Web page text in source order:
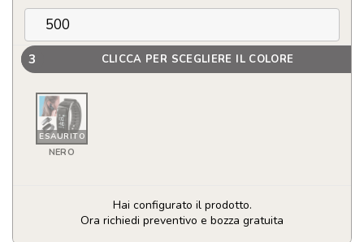
3 CLICCA PER SCEGLIERE IL COLORE
ESAURITO
NERO
Hai configurato il prodotto.
Ora richiedi preventivo e bozza gratuita